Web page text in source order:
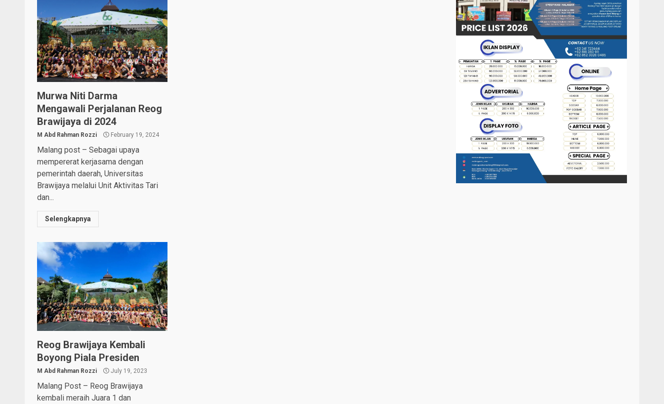
Murwa Niti Darma
Mengawali Perjalanan Reog
Brawijaya di 2024
M Abd Rahman Rozzi February 19, 2024
Malang post – Sebagai upaya
mempererat kerjasama dengan
pemerintah daerah, Universitas
Brawijaya melalui Unit Aktivitas Tari
dan...
Selengkapnya
Reog Brawijaya Kembali
Boyong Piala Presiden
M Abd Rahman Rozzi July 19, 2023
Malang Post – Reog Brawijaya
kembali meraih Juara 1 dan